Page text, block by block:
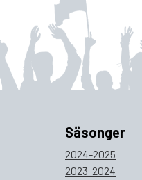
Säsonger
2024-2025
2023-2024